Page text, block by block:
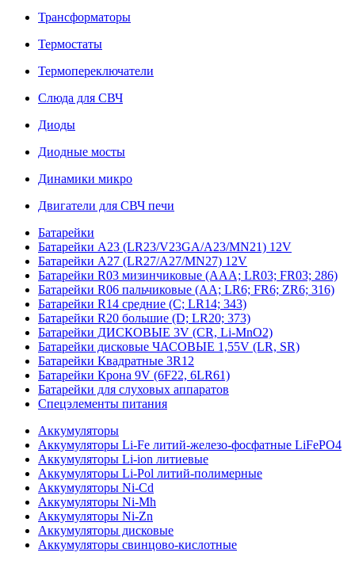
Трансформаторы
Термостаты
Термопереключатели
Слюда для СВЧ
Диоды
Диодные мосты
Динамики микро
Двигатели для СВЧ печи
Батарейки
Батарейки A23 (LR23/V23GA/A23/MN21) 12V
Батарейки A27 (LR27/A27/MN27) 12V
Батарейки R03 мизинчиковые (AAA; LR03; FR03; 286)
Батарейки R06 пальчиковые (AA; LR6; FR6; ZR6; 316)
Батарейки R14 средние (C; LR14; 343)
Батарейки R20 большие (D; LR20; 373)
Батарейки ДИСКОВЫЕ 3V (CR, Li-MnO2)
Батарейки дисковые ЧАСОВЫЕ 1,55V (LR, SR)
Батарейки Квадратные 3R12
Батарейки Крона 9V (6F22, 6LR61)
Батарейки для слуховых аппаратов
Спецэлементы питания
Аккумуляторы
Аккумуляторы Li-Fe литий-железо-фосфатные LiFePO4
Аккумуляторы Li-ion литиевые
Аккумуляторы Li-Pol литий-полимерные
Аккумуляторы Ni-Cd
Аккумуляторы Ni-Mh
Аккумуляторы Ni-Zn
Аккумуляторы дисковые
Аккумуляторы свинцово-кислотные